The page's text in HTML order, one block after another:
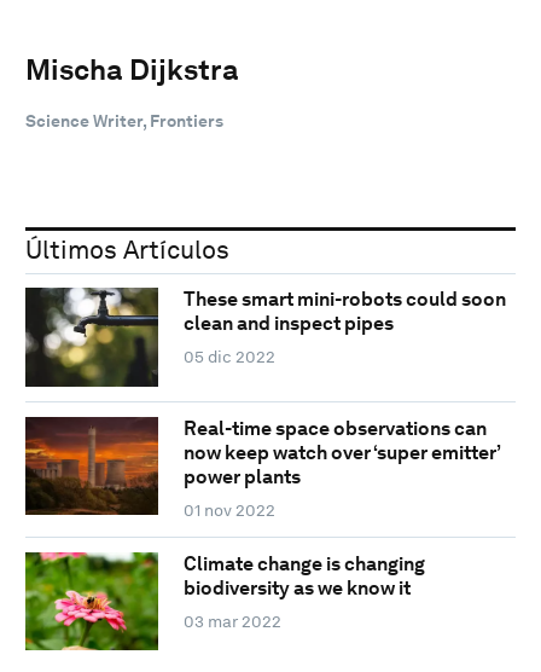
Mischa Dijkstra
Science Writer, Frontiers
Últimos Artículos
These smart mini-robots could soon
clean and inspect pipes
05 dic 2022
Real-time space observations can
now keep watch over ‘super emitter’
power plants
01 nov 2022
Climate change is changing
biodiversity as we know it
03 mar 2022